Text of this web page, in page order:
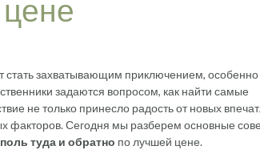
захватывающим приключением, особенно
задаются вопросом, как найти самые
не только принесло радость от новых
факторов. Сегодня мы разберем основные
туда и обратно по лучшей цене.